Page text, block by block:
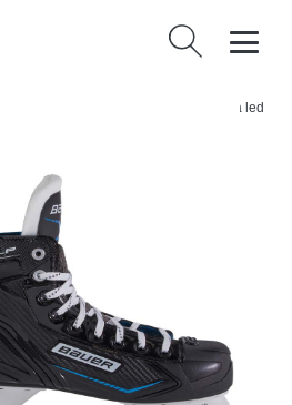
Vyhledávání
Brusle na led